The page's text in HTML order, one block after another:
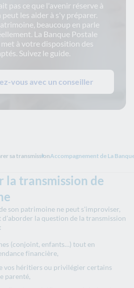
pas ce que l'avenir réserve à
les aider à s'y préparer.
beaucoup en parle
La Banque Postale
à votre disposition des
Suivez le guide.
vous avec un conseiller
sa transmissionAccompagnement de La
la transmission de
son patrimoine ne peut s'improviser,
d'aborder la question de la transmission
(conjoint, enfants…) tout en
financière,
vos héritiers ou privilégier certains
parenté,